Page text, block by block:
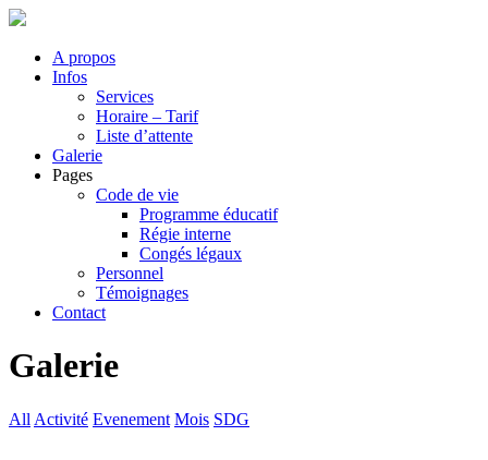
A propos
Infos
Services
Horaire – Tarif
Liste d’attente
Galerie
Pages
Code de vie
Programme éducatif
Régie interne
Congés légaux
Personnel
Témoignages
Contact
Galerie
All Activité Evenement Mois SDG